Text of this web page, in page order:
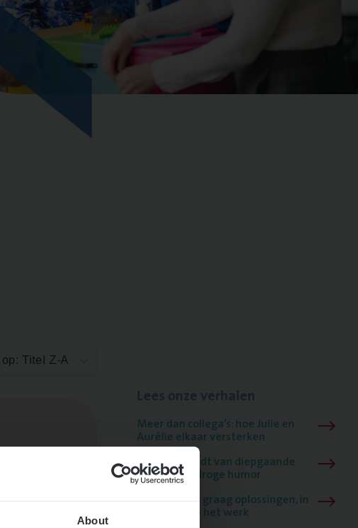
About
Titel Z-A
Meer dan collega’s: hoe Julie en
Aurélie elkaar versterken
Mathias houdt van diepgaande
dossiers én droge humor
Thalia zoekt graag oplossingen, in
games én op het werk